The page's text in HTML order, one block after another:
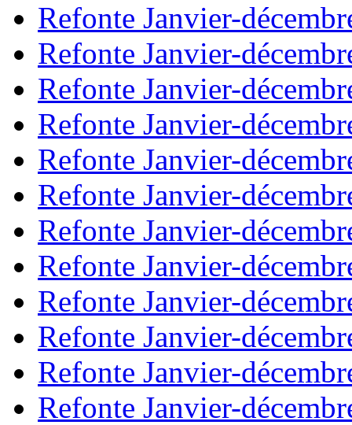
Refonte Janvier-
Refonte Janvier-
Refonte Janvier-
Refonte Janvier-
Refonte Janvier-
Refonte Janvier-
Refonte Janvier-
Refonte Janvier-
Refonte Janvier-
Refonte Janvier-
Refonte Janvier-
Refonte Janvier-